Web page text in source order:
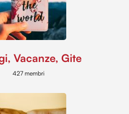
Vacanze, Gite
427 membri